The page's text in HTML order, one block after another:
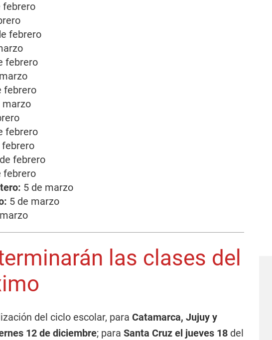
febrero
febrero
febrero
febrero
marzo
febrero
febrero
febrero
febrero
5 de marzo
5 de marzo
las clases del
del ciclo escolar, para Catamarca, Jujuy y
12 de diciembre; para Santa Cruz el jueves 18 del